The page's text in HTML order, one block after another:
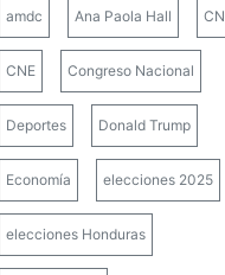
amdc Ana Paola Hall CN
CNE Congreso Nacional
Deportes Donald Trump
Economía elecciones 2025
elecciones Honduras